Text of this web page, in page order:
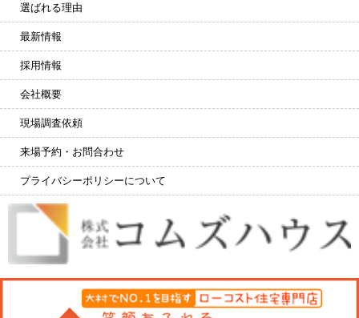
選ばれる理由
最新情報
採用情報
会社概要
現場調査依頼
来場予約・お問合わせ
プライバシーポリシーについて